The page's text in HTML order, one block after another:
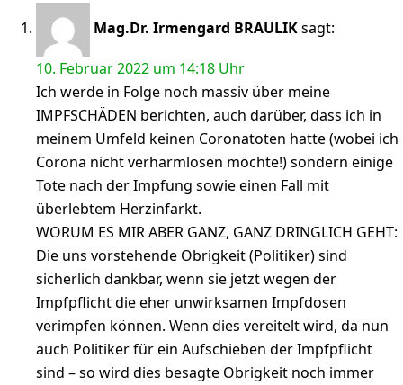
Mag.Dr. Irmengard BRAULIKsagt:
10. Februar 2022 um 14:18 Uhr
Ich werde in Folge noch massiv über meine
IMPFSCHÄDEN berichten, auch darüber, dass ich in
meinem Umfeld keinen Coronatoten hatte (wobei ich
Corona nicht verharmlosen möchte!) sondern einige
Tote nach der Impfung sowie einen Fall mit
überlebtem Herzinfarkt.
WORUM ES MIR ABER GANZ, GANZ DRINGLICH GEHT:
Die uns vorstehende Obrigkeit (Politiker) sind
sicherlich dankbar, wenn sie jetzt wegen der
Impfpflicht die eher unwirksamen Impfdosen
verimpfen können. Wenn dies vereitelt wird, da nun
auch Politiker für ein Aufschieben der Impfpflicht
sind – so wird dies besagte Obrigkeit noch immer